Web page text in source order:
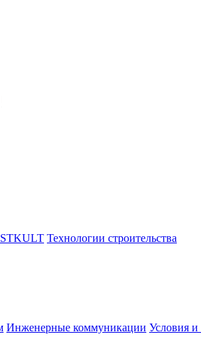
Технологии строительства
Инженерные коммуникации Условия и